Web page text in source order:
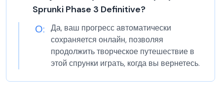
Sprunki Phase 3 Definitive?
О:
Да, ваш прогресс автоматически
сохраняется онлайн, позволяя
продолжить творческое путешествие в
этой спрунки играть, когда вы вернетесь.